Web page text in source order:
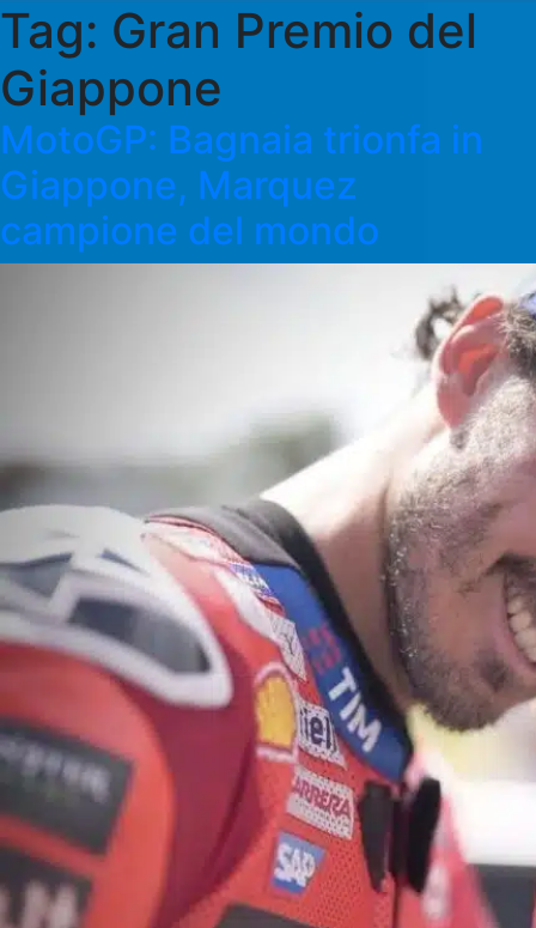
Tag: Gran Premio del
Giappone
MotoGP: Bagnaia trionfa in
Giappone, Marquez
campione del mondo